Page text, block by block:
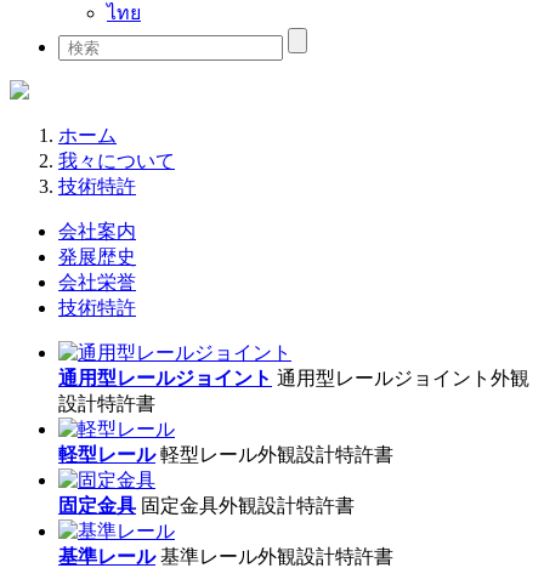
ไทย
ホーム
我々について
技術特許
会社案内
発展歴史
会社栄誉
技術特許
通用型レールジョイント 通用型レールジョイント外観
設計特許書
軽型レール 軽型レール外観設計特許書
固定金具 固定金具外観設計特許書
基準レール 基準レール外観設計特許書